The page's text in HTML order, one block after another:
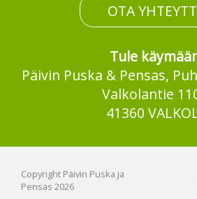
OTA
Tule
Päivin Puska & Pensas,
Valkolantie
41360
Copyright Päivin Puska ja
Pensas 2026